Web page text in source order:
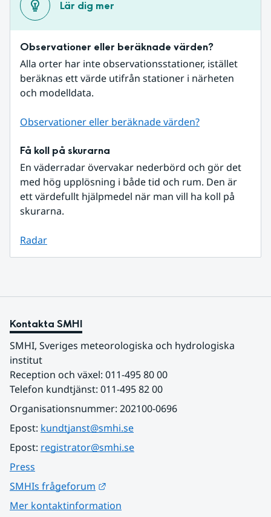
Lär dig mer
Observationer eller beräknade värden?
Alla orter har inte observationsstationer, istället
beräknas ett värde utifrån stationer i närheten
och modelldata.
Observationer eller beräknade värden?
Få koll på skurarna
En väderradar övervakar nederbörd och gör det
med hög upplösning i både tid och rum. Den är
ett värdefullt hjälpmedel när man vill ha koll på
skurarna.
Radar
Kontakta SMHI
SMHI, Sveriges meteorologiska och hydrologiska
institut
Reception och växel: 011-495 80 00
Telefon kundtjänst: 011-495 82 00
Organisationsnummer: 202100-0696
Epost: kundtjanst@smhi.se
Epost: registrator@smhi.se
Press
SMHIs frågeforum
Mer kontaktinformation